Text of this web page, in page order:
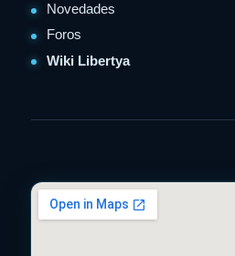
Novedades
Foros
Wiki Libertya